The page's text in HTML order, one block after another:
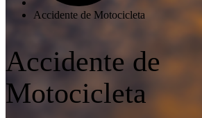
Accidente de Motocicleta
Accidente de
Motocicleta